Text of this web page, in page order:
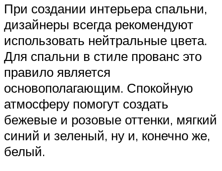
При создании интерьера спальни,
дизайнеры всегда рекомендуют
использовать нейтральные цвета.
Для спальни в стиле прованс это
правило является
основополагающим. Спокойную
атмосферу помогут создать
бежевые и розовые оттенки, мягкий
синий и зеленый, ну и, конечно же,
белый.